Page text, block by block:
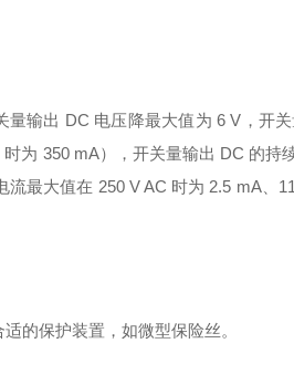
输出 DC 电压降最大值为 6 V，开
为 350 mA），开关量输出 DC 的持
最大值在 250 V AC 时为 2.5 mA、
的保护装置，如微型保险丝。